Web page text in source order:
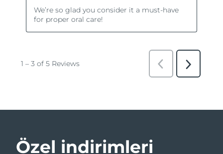
Özel indirimleri